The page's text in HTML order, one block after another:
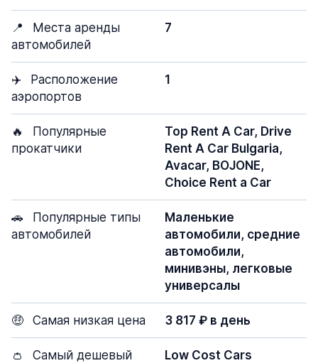
📍
Места аренды
автомобилей
7
✈️
Расположение
аэропортов
1
🔥
Популярные
прокатчики
Top Rent A Car, Drive
Rent A Car Bulgaria,
Avacar, BOJONE,
Choice Rent a Car
🚗
Популярные типы
автомобилей
Маленькие
автомобили, средние
автомобили,
минивэны, легковые
универсалы
🤑 Самая низкая цена 3 817 ₽ в день
👛
Самый дешевый
Low Cost Cars